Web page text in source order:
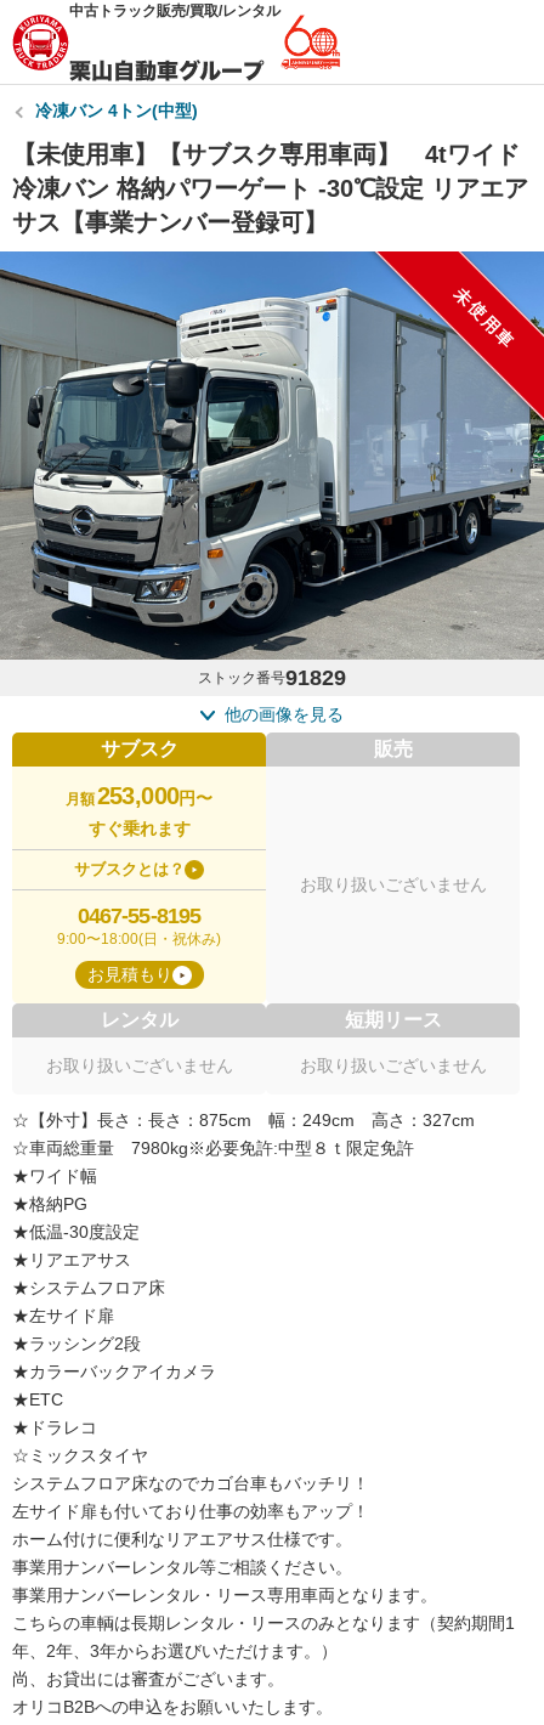
中古トラック販売/買取/レンタル
冷凍バン 4トン(中型)
【未使用車】【サブスク専用車両】 4tワイド
冷凍バン 格納パワーゲート -30℃設定 リアエア
サス【事業ナンバー登録可】
未使用車
ストック番号91829
他の画像を見る
サブスク
月額253,000円〜
すぐ乗れます
サブスクとは？
0467-55-8195
9:00〜18:00(日・祝休み)
お見積もり
販売
お取り扱いございません
レンタル
お取り扱いございません
短期リース
お取り扱いございません
☆【外寸】長さ：長さ：875cm 幅：249cm 高さ：327cm
☆車両総重量 7980kg※必要免許:中型８ｔ限定免許
★ワイド幅
★格納PG
★低温-30度設定
★リアエアサス
★システムフロア床
★左サイド扉
★ラッシング2段
★カラーバックアイカメラ
★ETC
★ドラレコ
☆ミックスタイヤ
システムフロア床なのでカゴ台車もバッチリ！
左サイド扉も付いており仕事の効率もアップ！
ホーム付けに便利なリアエアサス仕様です。
事業用ナンバーレンタル等ご相談ください。
事業用ナンバーレンタル・リース専用車両となります。
こちらの車輌は長期レンタル・リースのみとなります（契約期間1
年、2年、3年からお選びいただけます。）
尚、お貸出には審査がございます。
オリコB2Bへの申込をお願いいたします。